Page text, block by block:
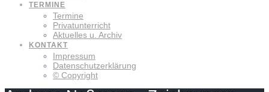
TERMINE
Termine
Privatunterricht
Aktuelles u. Archiv
KONTAKT
Impressum
Datenschutzerklärung
© Copyright